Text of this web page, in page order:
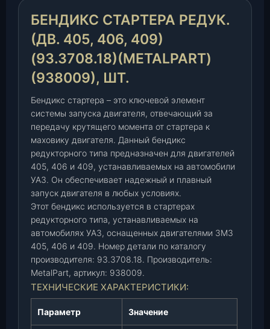
р
т
р
а
е
д
у
(
в
4
0
5
4
0
БЕНДИКС СТАРТЕРА РЕДУК.
(ДВ. 405, 406, 409)
(93.3708.18)(METALPART)
(938009), ШТ.
Бендикс стартера – это ключевой элемент
системы запуска двигателя, отвечающий за
передачу крутящего момента от стартера к
маховику двигателя. Данный бендикс
редукторного типа предназначен для двигателей
405, 406 и 409, устанавливаемых на автомобили
УАЗ. Он обеспечивает надежный и плавный
запуск двигателя в любых условиях.
Этот бендикс используется в стартерах
редукторного типа, устанавливаемых на
автомобилях УАЗ, оснащенных двигателями ЗМЗ
405, 406 и 409. Номер детали по каталогу
производителя: 93.3708.18. Производитель:
MetalPart, артикул: 938009.
ТЕХНИЧЕСКИЕ ХАРАКТЕРИСТИКИ:
Параметр Значение